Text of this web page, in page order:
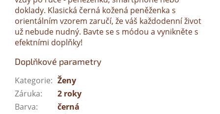
doklady. Klasická černá kožená peněženka s
orientálním vzorem zaručí, že váš každodenní život
už nebude nudný. Bavte se s módou a vynikněte s
efektními doplňky!
Doplňkové parametry
Kategorie: Ženy
Záruka:
2 roky
Barva:
černá